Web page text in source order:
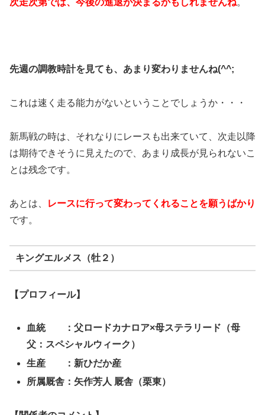
先週の調教時計を見ても、あまり変わりませんね(^^;
これは速く走る能力がないということでしょうか・・・
新馬戦の時は、それなりにレースも出来ていて、次走以降
は期待できそうに見えたので、あまり成長が見られないこ
とは残念です。
あとは、
レースに行って変わってくれることを願うばかり
です。
キングエルメス（牡２）
【プロフィール】
血統 ：父ロードカナロア×母ステラリード（母
父：スペシャルウィーク）
生産 ：新ひだか産
所属厩舎：矢作芳人 厩舎（栗東）